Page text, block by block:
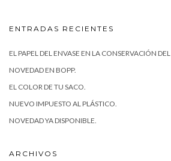
ENTRADAS RECIENTES
EL PAPEL DEL ENVASE EN LA CONSERVACIÓN
NOVEDAD EN BOPP.
EL COLOR DE TU SACO.
NUEVO IMPUESTO AL PLÁSTICO.
NOVEDAD YA DISPONIBLE.
ARCHIVOS